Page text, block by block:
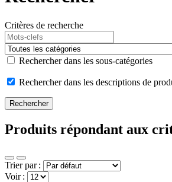
Critères de recherche
Rechercher dans les sous-catégories
Rechercher dans les descriptions de
Produits répondant aux
Trier par :
Voir :